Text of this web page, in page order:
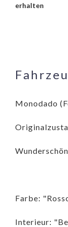
erhalten
Monodado
Farbe:
Interieur: